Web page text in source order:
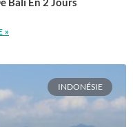
»
INDONÉSIE